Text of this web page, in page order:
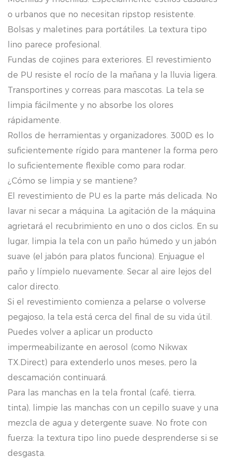
o urbanos que no necesitan ripstop resistente.
Bolsas y maletines para portátiles. La textura tipo
lino parece profesional.
Fundas de cojines para exteriores. El revestimiento
de PU resiste el rocío de la mañana y la lluvia ligera.
Transportines y correas para mascotas. La tela se
limpia fácilmente y no absorbe los olores
rápidamente.
Rollos de herramientas y organizadores. 300D es lo
suficientemente rígido para mantener la forma pero
lo suficientemente flexible como para rodar.
¿Cómo se limpia y se mantiene?
El revestimiento de PU es la parte más delicada. No
lavar ni secar a máquina. La agitación de la máquina
agrietará el recubrimiento en uno o dos ciclos. En su
lugar, limpia la tela con un paño húmedo y un jabón
suave (el jabón para platos funciona). Enjuague el
paño y límpielo nuevamente. Secar al aire lejos del
calor directo.
Si el revestimiento comienza a pelarse o volverse
pegajoso, la tela está cerca del final de su vida útil.
Puedes volver a aplicar un producto
impermeabilizante en aerosol (como Nikwax
TX.Direct) para extenderlo unos meses, pero la
descamación continuará.
Para las manchas en la tela frontal (café, tierra,
tinta), limpie las manchas con un cepillo suave y una
mezcla de agua y detergente suave. No frote con
fuerza: la textura tipo lino puede desprenderse si se
desgasta.